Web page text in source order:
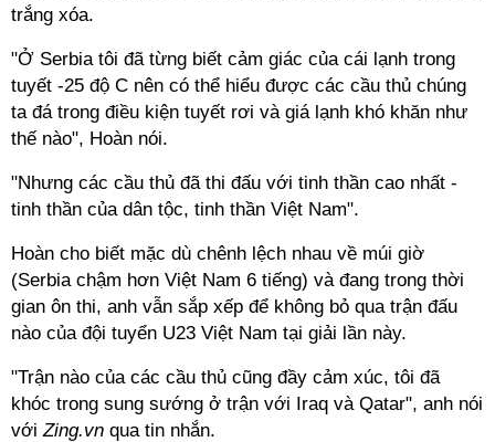
trắng xóa.
"Ở Serbia tôi đã từng biết cảm giác của cái lạnh trong
tuyết -25 độ C nên có thể hiểu được các cầu thủ chúng
ta đá trong điều kiện tuyết rơi và giá lạnh khó khăn như
thế nào", Hoàn nói.
"Nhưng các cầu thủ đã thi đấu với tinh thần cao nhất -
tinh thần của dân tộc, tinh thần Việt Nam".
Hoàn cho biết mặc dù chênh lệch nhau về múi giờ
(Serbia chậm hơn Việt Nam 6 tiếng) và đang trong thời
gian ôn thi, anh vẫn sắp xếp để không bỏ qua trận đấu
nào của đội tuyển U23 Việt Nam tại giải lần này.
"Trận nào của các cầu thủ cũng đầy cảm xúc, tôi đã
khóc trong sung sướng ở trận với Iraq và Qatar", anh nói
vớiZing.vn qua tin nhắn.